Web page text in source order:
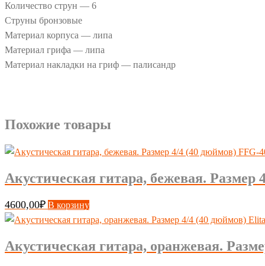
Количество струн — 6
Струны бронзовые
Материал корпуса — липа
Материал грифа — липа
Материал накладки на гриф — палисандр
Похожие товары
Акустическая гитара, бежевая.
4600,00₽ В корзину
Акустическая гитара, оранжевая.